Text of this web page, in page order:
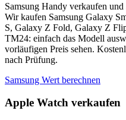
Samsung Handy verkaufen
Wir kaufen Samsung Galaxy
S, Galaxy Z Fold, Galaxy Z
TM24: einfach das Modell
vorläufigen Preis sehen.
nach Prüfung.
Samsung Wert berechnen
Apple Watch verkaufen